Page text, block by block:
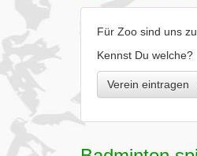
Für Zoo sind uns
Kennst Du welche?
Verein eintragen